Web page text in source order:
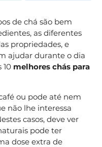
de chá são bem
as diferentes
propriedades, e
ajudar durante o dia
10 melhores chás para
ou pode até nem
não lhe interessa
casos, deve ver
pode ter
dose extra de